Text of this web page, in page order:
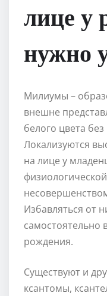
лице у
нужно
Милиумы –
внешне
белого цвета
Локализуются
на лице у
Избавляться от
самостоятельно
рождения.
Существуют и
ксантомы,